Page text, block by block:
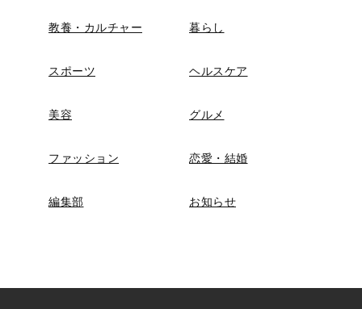
教養・カルチャー 暮らし
スポーツ ヘルスケア
美容 グルメ
ファッション 恋愛・結婚
編集部 お知らせ